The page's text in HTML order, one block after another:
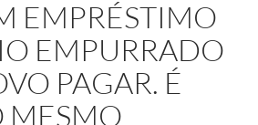
EMPRÉSTIMO
EMPURRADO
PAGAR. É
MESMO